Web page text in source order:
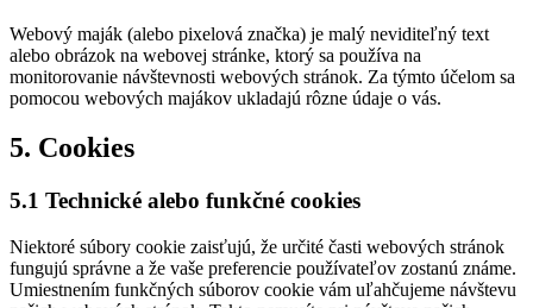
Webový maják (alebo pixelová značka) je malý neviditeľný text
alebo obrázok na webovej stránke, ktorý sa používa na
monitorovanie návštevnosti webových stránok. Za týmto účelom sa
pomocou webových majákov ukladajú rôzne údaje o vás.
5. Cookies
5.1 Technické alebo funkčné cookies
Niektoré súbory cookie zaisťujú, že určité časti webových stránok
fungujú správne a že vaše preferencie používateľov zostanú známe.
Umiestnením funkčných súborov cookie vám uľahčujeme návštevu